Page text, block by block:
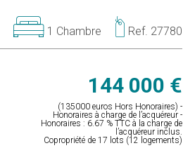
1 Chambre Ref. 27780
144 000 €
(135000 euros Hors Honoraires) -
Honoraires à charge de l’acquéreur -
Honoraires : 6.67 % TTC à la charge de
l’acquéreur inclus.
Copropriété de 17 lots (12 logements)